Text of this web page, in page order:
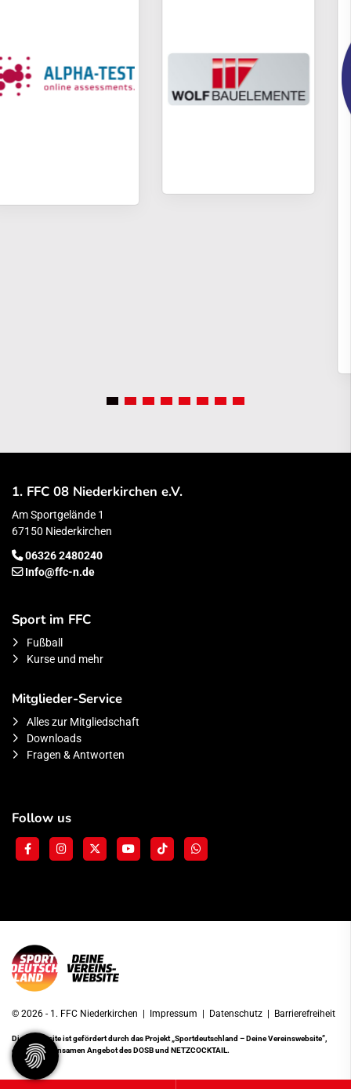
1. FFC 08 Niederkirchen e.V.
Am Sportgelände 1
67150 Niederkirchen
06326 2480240
Info@ffc-n.de
Sport im FFC
Fußball
Kurse und mehr
Mitglieder-Service
Alles zur Mitgliedschaft
Downloads
Fragen & Antworten
Follow us
© 2026 - 1. FFC Niederkirchen | Impressum | Datenschutz | Barrierefreiheit
Diese Website ist gefördert durch das Projekt„Sportdeutschland – Deine Vereinswebsite”,
einem gemeinsamen Angebot des DOSB und NETZCOCKTAIL.